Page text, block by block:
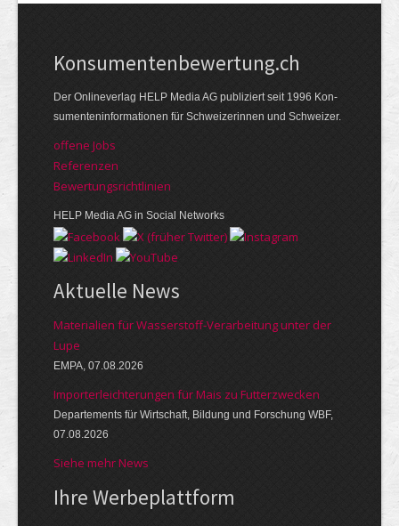
Kon­su­menten­be­wer­tung.ch
Der Online­verlag HELP Media AG publi­ziert seit 1996 Kon­
su­menten­infor­mationen für Schwei­zerinnen und Schweizer.
offene Jobs
Referenzen
Bewer­tungs­richt­linien
HELP Media AG in Social Networks
Aktuelle News
Materialien für Wasserstoff-Verarbeitung unter der
Lupe
EMPA, 07.08.2026
Importerleichterungen für Mais zu Futterzwecken
Departements für Wirtschaft, Bildung und Forschung WBF,
07.08.2026
Siehe mehr News
Ihre Werbe­platt­form